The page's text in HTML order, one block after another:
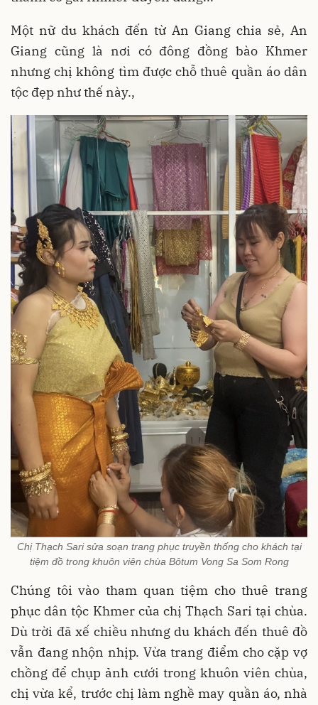
Một nữ du khách đến từ An Giang chia sẻ, An
Giang cũng là nơi có đông đồng bào Khmer
nhưng chị không tìm được chỗ thuê quần áo dân
tộc đẹp như thế này.,
Chị Thạch Sari sửa soạn trang phục truyền thống cho khách tại
tiệm đồ trong khuôn viên chùa Bôtum Vong Sa Som Rong
Chúng tôi vào tham quan tiệm cho thuê trang
phục dân tộc Khmer của chị Thạch Sari tại chùa.
Dù trời đã xế chiều nhưng du khách đến thuê đồ
vẫn đang nhộn nhịp. Vừa trang điểm cho cặp vợ
chồng để chụp ảnh cưới trong khuôn viên chùa,
chị vừa kể, trước chị làm nghề may quần áo, nhà